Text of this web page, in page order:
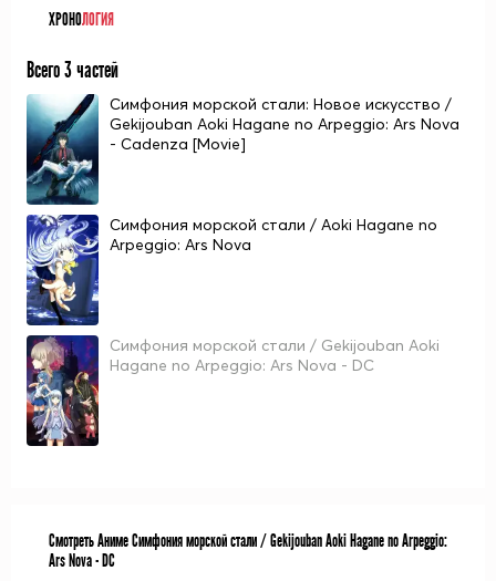
ХРОНОЛОГИЯ
Всего 3 частей
Симфония морской стали: Новое искусство /
Gekijouban Aoki Hagane no Arpeggio: Ars Nova
- Cadenza [Movie]
Симфония морской стали / Aoki Hagane no
Arpeggio: Ars Nova
Симфония морской стали / Gekijouban Aoki
Hagane no Arpeggio: Ars Nova - DC
Смотреть Аниме Симфония морской стали / Gekijouban Aoki Hagane no Arpeggio:
Ars Nova - DC